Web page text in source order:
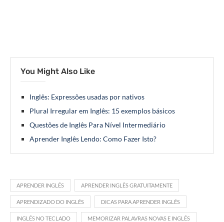
You Might Also Like
Inglês: Expressões usadas por nativos
Plural Irregular em Inglês: 15 exemplos básicos
Questões de Inglês Para Nível Intermediário
Aprender Inglês Lendo: Como Fazer Isto?
APRENDER INGLÊS APRENDER INGLÊS GRATUITAMENTE
APRENDIZADO DO INGLÊS DICAS PARA APRENDER INGLÊS
INGLÊS NO TECLADO MEMORIZAR PALAVRAS NOVAS E INGLÊS